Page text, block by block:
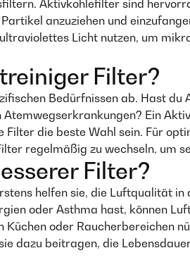
Aktivkohlefilter sind
anzuziehen und
Licht nutzen, um
Filter?
Bedürfnissen ab. Hast du
Ein
die beste Wahl sein. Für
regelmäßig zu wechseln, um
Filter?
helfen sie, die Luftqualität
oder Asthma hast, können
oder Raucherbereichen
dazu beitragen, die